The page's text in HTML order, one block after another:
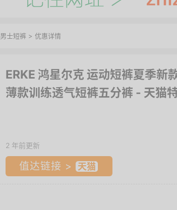
男士短裤 > 优惠详情
ERKE 鸿星尔克 运动短裤夏季新
薄款训练透气短裤五分裤 - 天猫
2 年前更新
值达链接 >